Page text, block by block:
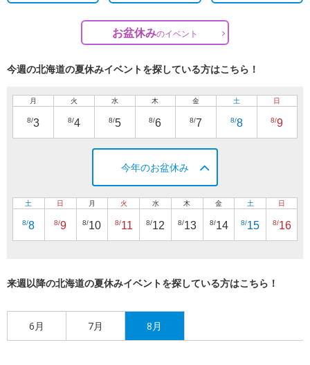
お盆休みのイベント
今週の北海道の夏休みイベントを探している方はこちら！
月
8/3
火
8/4
水
8/5
木
8/6
金
8/7
土
8/8
日
8/9
今年のお盆休み
土
8/8
日
8/9
月
8/10
火
8/11
水
8/12
木
8/13
金
8/14
土
8/15
日
8/16
来週以降の北海道の夏休みイベントを探している方はこちら！
6月 7月 8月